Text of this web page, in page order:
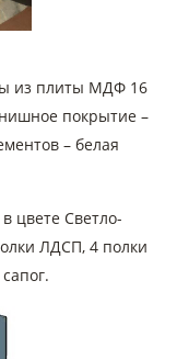
из плиты МДФ 16
покрытие –
– белая
цвете Светло-
ЛДСП, 4 полки